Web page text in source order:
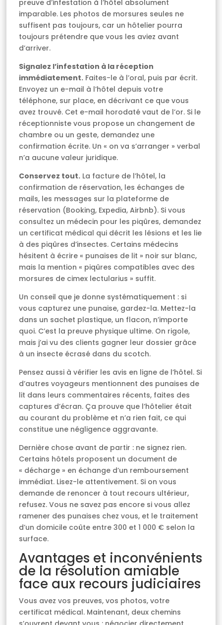
preuve d’infestation à l’hôtel absolument
imparable. Les photos de morsures seules ne
suffisent pas toujours, car un hôtelier pourra
toujours prétendre que vous les aviez avant
d’arriver.
Signalez l’infestation à la réception
immédiatement. Faites-le à l’oral, puis par écrit.
Envoyez un e-mail à l’hôtel depuis votre
téléphone, sur place, en décrivant ce que vous
avez trouvé. Cet e-mail horodaté vaut de l’or. Si le
réceptionniste vous propose un changement de
chambre ou un geste, demandez une
confirmation écrite. Un « on va s’arranger » verbal
n’a aucune valeur juridique.
Conservez tout. La facture de l’hôtel, la
confirmation de réservation, les échanges de
mails, les messages sur la plateforme de
réservation (Booking, Expedia, Airbnb). Si vous
consultez un médecin pour les piqûres, demandez
un certificat médical qui décrit les lésions et les lie
à des piqûres d’insectes. Certains médecins
hésitent à écrire « punaises de lit » noir sur blanc,
mais la mention « piqûres compatibles avec des
morsures de cimex lectularius » suffit.
Un conseil que je donne systématiquement : si
vous capturez une punaise, gardez-la. Mettez-la
dans un sachet plastique, un flacon, n’importe
quoi. C’est la preuve physique ultime. On rigole,
mais j’ai vu des clients gagner leur dossier grâce
à un insecte écrasé dans du scotch.
Pensez aussi à vérifier les avis en ligne de l’hôtel. Si
d’autres voyageurs mentionnent des punaises de
lit dans leurs commentaires récents, faites des
captures d’écran. Ça prouve que l’hôtelier était
au courant du problème et n’a rien fait, ce qui
constitue une négligence aggravante.
Dernière chose avant de partir : ne signez rien.
Certains hôtels proposent un document de
« décharge » en échange d’un remboursement
immédiat. Lisez-le attentivement. Si on vous
demande de renoncer à tout recours ultérieur,
refusez. Vous ne savez pas encore si vous allez
ramener des punaises chez vous, et le traitement
d’un domicile coûte entre 300 et 1 000 € selon la
surface.
Avantages et inconvénients
de la résolution amiable
face aux recours judiciaires
Vous avez vos preuves, vos photos, votre
certificat médical. Maintenant, deux chemins